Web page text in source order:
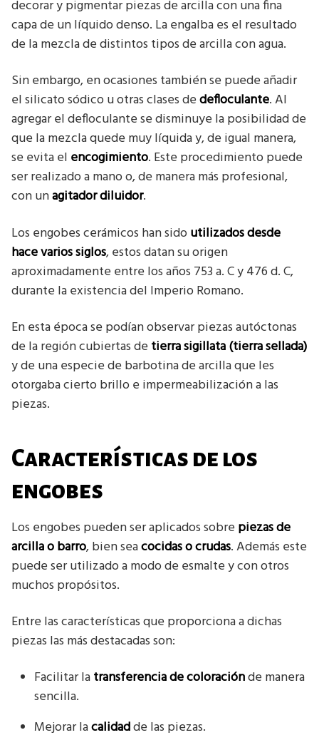
decorar y pigmentar piezas de arcilla con una fina
capa de un líquido denso. La engalba es el resultado
de la mezcla de distintos tipos de arcilla con agua.
Sin embargo, en ocasiones también se puede añadir
el silicato sódico u otras clases dedefloculante. Al
agregar el defloculante se disminuye la posibilidad de
que la mezcla quede muy líquida y, de igual manera,
se evita el encogimiento. Este procedimiento puede
ser realizado a mano o, de manera más profesional,
con unagitador diluidor.
Los engobes cerámicos han sidoutilizados desde
hace varios siglos, estos datan su origen
aproximadamente entre los años 753 a. C y 476 d. C,
durante la existencia del Imperio Romano.
En esta época se podían observar piezas autóctonas
de la región cubiertas de tierra sigillata (tierra sellada)
y de una especie de barbotina de arcilla que les
otorgaba cierto brillo e impermeabilización a las
piezas.
Características de los
engobes
Los engobes pueden ser aplicados sobre piezas de
arcilla o barro, bien seacocidas o crudas. Además este
puede ser utilizado a modo de esmalte y con otros
muchos propósitos.
Entre las características que proporciona a dichas
piezas las más destacadas son:
Facilitar latransferencia de coloraciónde manera
sencilla.
Mejorar lacalidadde las piezas.